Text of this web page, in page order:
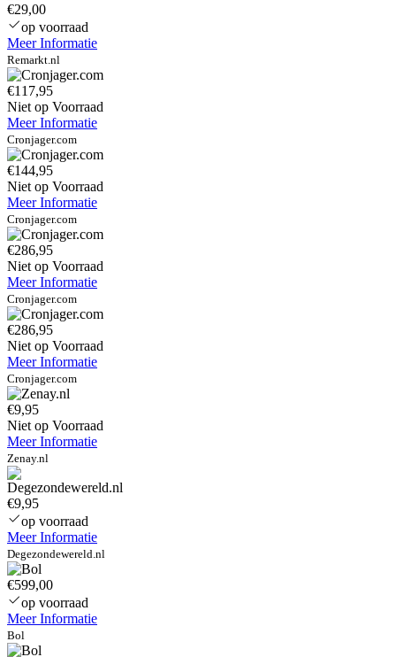
€29,00
op voorraad
Meer Informatie
Remarkt.nl
€117,95
Niet op Voorraad
Meer Informatie
Cronjager.com
€144,95
Niet op Voorraad
Meer Informatie
Cronjager.com
€286,95
Niet op Voorraad
Meer Informatie
Cronjager.com
€286,95
Niet op Voorraad
Meer Informatie
Cronjager.com
€9,95
Niet op Voorraad
Meer Informatie
Zenay.nl
€9,95
op voorraad
Meer Informatie
Degezondewereld.nl
€599,00
op voorraad
Meer Informatie
Bol